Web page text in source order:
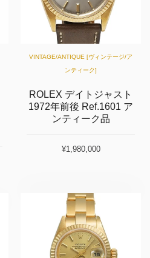
VINTAGE/ANTIQUE [ヴィンテージ/ア
ンティーク]
ROLEX デイトジャスト
1972年前後 Ref.1601 ア
ンティーク品
¥1,980,000